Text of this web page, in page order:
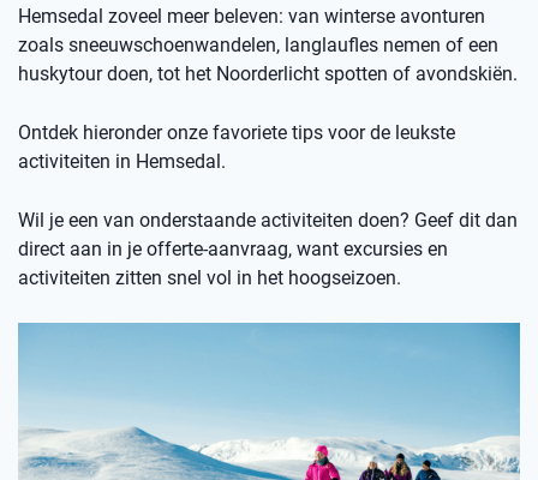
Hemsedal zoveel meer beleven: van winterse avonturen
zoals sneeuwschoenwandelen, langlaufles nemen of een
huskytour doen, tot het Noorderlicht spotten of avondskiën.
Ontdek hieronder onze favoriete tips voor de leukste
activiteiten in Hemsedal.
Wil je een van onderstaande activiteiten doen? Geef dit dan
direct aan in je offerte-aanvraag, want excursies en
activiteiten zitten snel vol in het hoogseizoen.